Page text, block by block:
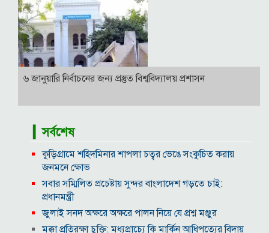
৬ জানুয়ারি নির্বাচনের জন্য প্রস্তুত বিশ্ববিদ্যালয় প্রশাসন
▎সর্বশেষ
কুড়িগ্রামে শহিদমিনার শাপলা চত্বর ভেঙে সংকুচিত করায়
জনমনে ক্ষোভ
সবার সম্মিলিত প্রচেষ্টায় সুন্দর বাংলাদেশ গড়তে চাই:
প্রধানমন্ত্রী
জুলাই সনদ অক্ষরে অক্ষরে পালন নিয়ে যে প্রশ্ন মঞ্জুর
মক্কা প্রতিরক্ষা চুক্তি: মধ্যপ্রাচ্যে কি মার্কিন আধিপত্যের বিদায়